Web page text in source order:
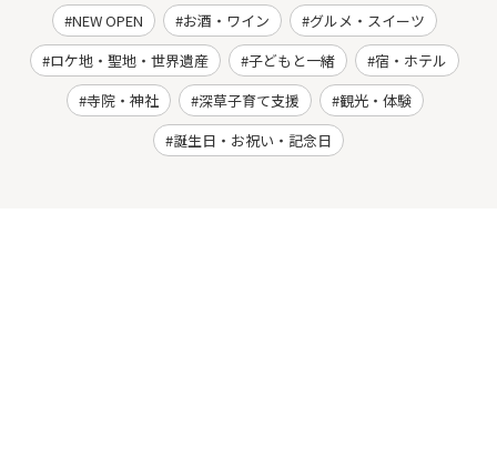
NEW OPEN お酒・ワイン
グルメ・スイーツ
ロケ地・聖地・世界遺産
子どもと一緒
宿・ホテル
寺院・神社
深草子育て支援
観光・体験
誕生日・お祝い・記念日